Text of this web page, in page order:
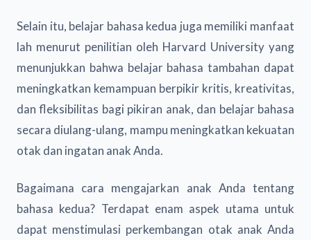
Selain itu, belajar bahasa kedua juga memiliki manfaat
lah menurut penilitian oleh Harvard University yang
menunjukkan bahwa belajar bahasa tambahan dapat
meningkatkan kemampuan berpikir kritis, kreativitas,
dan fleksibilitas bagi pikiran anak, dan belajar bahasa
secara diulang-ulang, mampu meningkatkan kekuatan
otak dan ingatan anak Anda.
Bagaimana cara mengajarkan anak Anda tentang
bahasa kedua? Terdapat enam aspek utama untuk
dapat menstimulasi perkembangan otak anak Anda